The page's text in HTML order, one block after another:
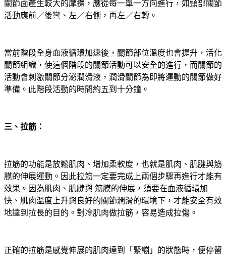
關節面產生較大的摩擦，應從每一單一方向進行，如頸部關節
活動應前／後彎、左／右側，再左／右轉。
當前階段全身血液循環加速後，關節部位溫度也會提升，活化
關節組織，使這個階段的關節活動可以安全的進行，而關節的
活動會刺激關節分泌潤滑液，潤滑關節為即將運動的關節做好
準備。此階段活動的時間約五到十分鐘。
三、拉筋：
拉筋的功能是放鬆肌肉、增加柔軟度，也就是肌肉、肌腱與筋
膜的伸展運動。因此拉筋一定要完成上兩個步驟再進行才能有
效果。因為肌肉、肌腱與 筋膜的伸展，須要在血液循環加
快、肌肉溫度上升與良好的關節潤滑的環境下，才能安全有效
地達到拉長的目的。對冷肌肉做拉筋，容易造成拉傷。
正確的拉筋是感覺伸展的肌肉達到「緊繃」的狀態時，便停留